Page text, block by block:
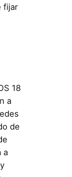
fijar
18
a
de
a